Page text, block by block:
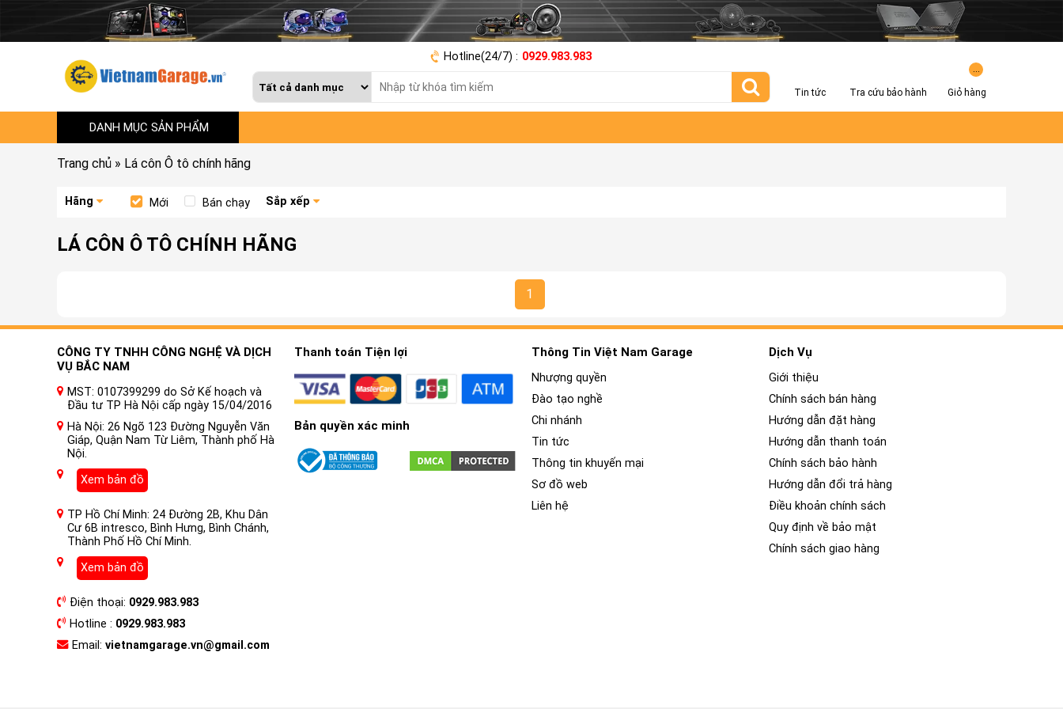
Hotline(24/7) : 0929.983.983
Tin tức Tra cứu bảo hành Giỏ hàng
DANH MỤC SẢN PHẨM
Trang chủ » Lá côn Ô tô chính hãng
Hãng Mới Bán chạy Sắp xếp
LÁ CÔN Ô TÔ CHÍNH HÃNG
1
CÔNG TY TNHH CÔNG NGHỆ VÀ DỊCH
VỤ BẮC NAM
MST: 0107399299 do Sở Kế hoạch và
Đầu tư TP Hà Nội cấp ngày 15/04/2016
Hà Nội: 26 Ngõ 123 Đường Nguyễn Văn
Giáp, Quận Nam Từ Liêm, Thành phố Hà
Nội.
Xem bản đồ
TP Hồ Chí Minh: 24 Đường 2B, Khu Dân
Cư 6B intresco, Bình Hưng, Bình Chánh,
Thành Phố Hồ Chí Minh.
Xem bản đồ
Điện thoại: 0929.983.983
Hotline : 0929.983.983
Email: vietnamgarage.vn@gmail.com
Thanh toán Tiện lợi
Bản quyền xác minh
Thông Tin Việt Nam Garage
Nhượng quyền
Đào tạo nghề
Chi nhánh
Tin tức
Thông tin khuyến mại
Sơ đồ web
Liên hệ
Dịch Vụ
Giới thiệu
Chính sách bán hàng
Hướng dẫn đặt hàng
Hướng dẫn thanh toán
Chính sách bảo hành
Hướng dẫn đổi trả hàng
Điều khoản chính sách
Quy định về bảo mật
Chính sách giao hàng